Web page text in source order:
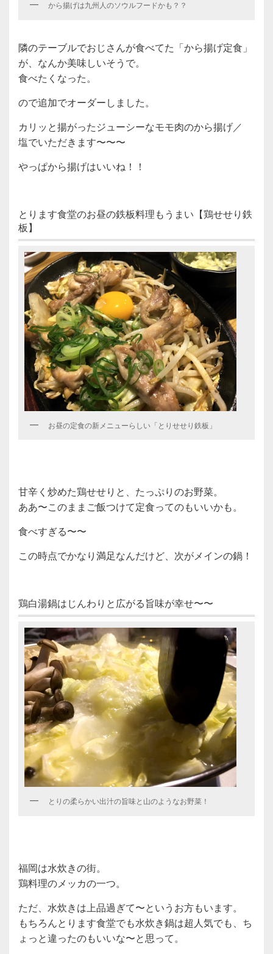
から揚げは九州人のソウルフードかも？？
隣のテーブルでおじさんが食べてた「から揚げ定食」
が、なんか美味しいそうで。
食べたくなった。
ので追加でオーダーしました。
カリッと揚がったジューシーなモモ肉のから揚げ／
塩でいただきます〜〜〜
やっぱから揚げはいいね！！
とります食堂のお昼の鉄板料理もうまい【鶏せせり鉄
板】
お昼の定食の新メニューらしい「とりせせり鉄板」
甘辛く炒めた鶏せせりと、たっぷりのお野菜。
ああ〜このままご飯つけて定食ってのもいいかも。
食べすぎる〜〜
この時点でかなり満足なんだけど、次がメインの鍋！
鶏白湯鍋はじんわりと広がる旨味が幸せ〜〜
とりの柔らかい出汁の旨味と山のようなお野菜！
福岡は水炊きの街。
鶏料理のメッカの一つ。
ただ、水炊きは上品過ぎて〜というお方もいます。
もちろんとります食堂でも水炊き鍋は超人気でも、ち
ょっと違ったのもいいな〜と思って。